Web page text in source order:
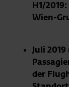
H1/
Wien-
Juli
der